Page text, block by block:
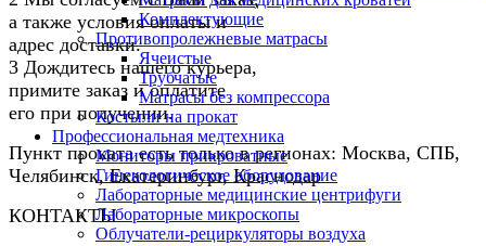
Комплектующие
Противопролежневые матрасы
Ячеистые
Трубчатые
Матрасы без компрессора
Костыли на прокат
Профессиональная медтехника
Мониторы прикроватные
Гинекологическое оборудование
Лабораторные медицинские центрифуги
Лабораторные микроскопы
Облучатели-рециркуляторы воздуха
а также условия оплаты и
адрес доставки.
3 Дождитесь нашего курьера,
примите заказ и оплатите
его при получении.
Пункт проката есть только в регионах: Москва, СПБ,
Челябинск, Екатеринбург, Краснодар
КОНТАКТЫ